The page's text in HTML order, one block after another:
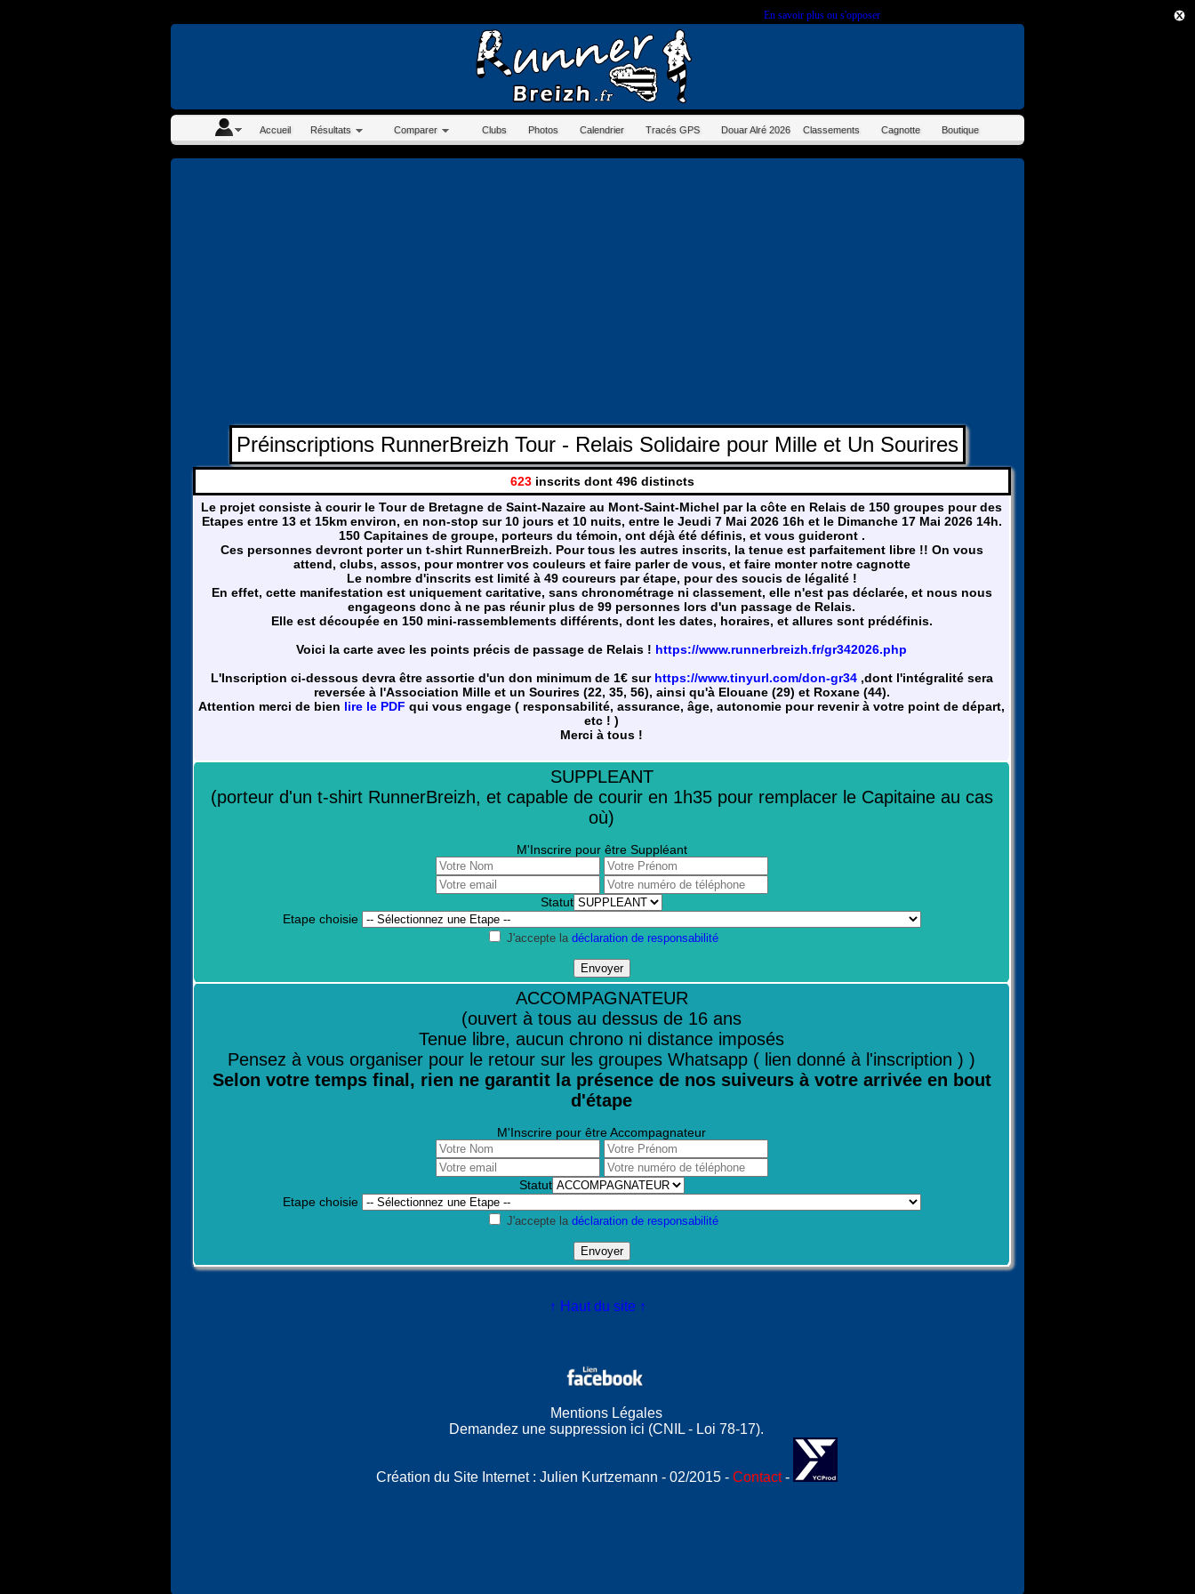
En savoir plus ou s'opposer.
Accueil Résultats Comparer Clubs Photos Calendrier Tracés GPS Douar Alré 2026 Classements Cagnotte Boutique
Préinscriptions RunnerBreizh Tour - Relais Solidaire pour Mille et Un Sourires
623inscrits dont 496 distincts
Le projet consiste à courir le Tour de Bretagne de Saint-Nazaire au Mont-Saint-Michel par la côte en Relais de 150 groupes pour des
Etapes entre 13 et 15km environ, en non-stop sur 10 jours et 10 nuits, entre le Jeudi 7 Mai 2026 16h et le Dimanche 17 Mai 2026 14h.
150 Capitaines de groupe, porteurs du témoin, ont déjà été définis, et vous guideront .
Ces personnes devront porter un t-shirt RunnerBreizh. Pour tous les autres inscrits, la tenue est parfaitement libre !! On vous
attend, clubs, assos, pour montrer vos couleurs et faire parler de vous, et faire monter notre cagnotte
Le nombre d'inscrits est limité à 49 coureurs par étape, pour des soucis de légalité !
En effet, cette manifestation est uniquement caritative, sans chronométrage ni classement, elle n'est pas déclarée, et nous nous
engageons donc à ne pas réunir plus de 99 personnes lors d'un passage de Relais.
Elle est découpée en 150 mini-rassemblements différents, dont les dates, horaires, et allures sont prédéfinis.
Voici la carte avec les points précis de passage de Relais ! https://www.runnerbreizh.fr/gr342026.php
L'Inscription ci-dessous devra être assortie d'un don minimum de 1€ sur https://www.tinyurl.com/don-gr34,dont l'intégralité sera
reversée à l'Association Mille et un Sourires (22, 35, 56), ainsi qu'à Elouane (29) et Roxane (44).
Attention merci de bien lire le PDF qui vous engage ( responsabilité, assurance, âge, autonomie pour revenir à votre point de départ,
etc ! )
Merci à tous !
SUPPLEANT
(porteur d'un t-shirt RunnerBreizh, et capable de courir en 1h35 pour remplacer le Capitaine au cas
où)
M'Inscrire pour être Suppléant
Statut
Etape choisie
J'accepte la déclaration de responsabilité
ACCOMPAGNATEUR
(ouvert à tous au dessus de 16 ans
Tenue libre, aucun chrono ni distance imposés
Pensez à vous organiser pour le retour sur les groupes Whatsapp ( lien donné à l'inscription ) )
Selon votre temps final, rien ne garantit la présence de nos suiveurs à votre arrivée en bout
d'étape
M'Inscrire pour être Accompagnateur
Statut
Etape choisie
J'accepte la déclaration de responsabilité
↑ Haut du site ↑
Mentions Légales
Demandez une suppression ici (CNIL - Loi 78-17).
Création du Site Internet : Julien Kurtzemann - 02/2015 - Contact-